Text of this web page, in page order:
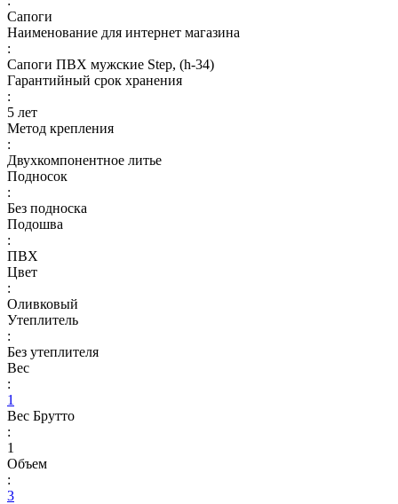
Сапоги
Наименование для интернет магазина
:
Сапоги ПВХ мужские Step, (h-34)
Гарантийный срок хранения
:
5 лет
Метод крепления
:
Двухкомпонентное литье
Подносок
:
Без подноска
Подошва
:
ПВХ
Цвет
:
Оливковый
Утеплитель
:
Без утеплителя
Вес
:
1
Вес Брутто
:
1
Объем
:
3